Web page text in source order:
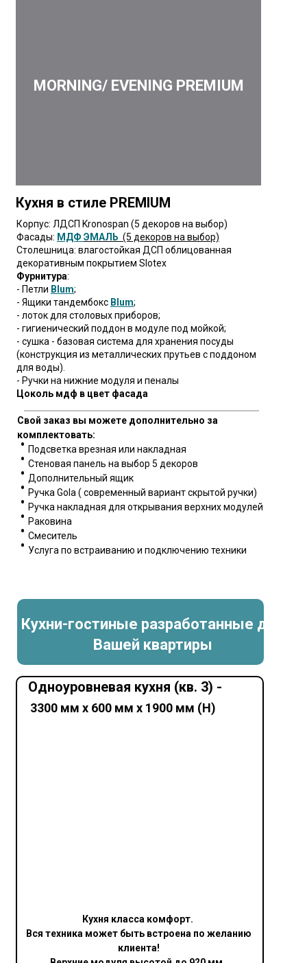
Свой заказ вы можете дополнительно за
комплектовать:
Подсветка врезная или накладная
Стеновая панель на выбор 5 декоров
Дополнительный ящик
Ручка Gola ( современный вариант скрытой ручки)
Ручка накладная для открывания верхних модулей
Раковина
Смеситель
Услуга по встраиванию и подключению техники
Корпус: ЛДСП Kronospan (5 декоров на выбор)
Фасады: МДФ ЭМАЛЬ (5 декоров на выбор)
Столешница: влагостойкая ДСП облицованная
декоративным покрытием Slotex
Фурнитура:
- Петли Blum;
- Ящики тандембокс Blum;
- лоток для столовых приборов;
- гигиенический поддон в модуле под мойкой;
- сушка - базовая система для хранения посуды
(конструкция из металлических прутьев с поддоном
для воды).
- Ручки на нижние модуля и пеналы
Цоколь мдф в цвет фасада
Кухня в стиле PREMIUM
MORNING/ EVENING PREMIUM
3300 мм х 600 мм х 1900 мм (Н)
Кухня класса комфорт.
Вся техника может быть встроена по желанию
клиента!
Одноуровневая кухня (кв. 3) -
Кухни-гостиные разработанные для
Вашей квартиры